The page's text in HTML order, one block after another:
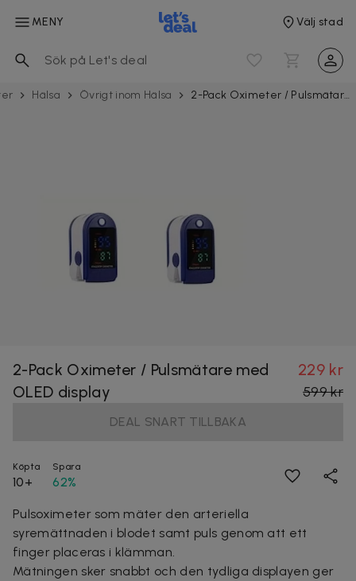
MENY Välj stad
Hälsa Övrigt inom Hälsa 2-Pack Oximeter / Pulsmätare med OLED display
2-Pack Oximeter / Pulsmätare med
OLED display
229 kr
599 kr
DEAL SNART TILLBAKA
Köpta
10+
Spara
62%
Pulsoximeter som mäter den arteriella
syremättnaden i blodet samt puls genom att ett
finger placeras i klämman.
Mätningen sker snabbt och den tydliga displayen ger